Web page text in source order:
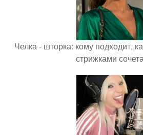
Челка - шторка: кому подходит,
стрижками